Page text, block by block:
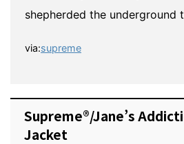
shepherded the underground
via:supreme
Supreme®/Jane’s
Jacket